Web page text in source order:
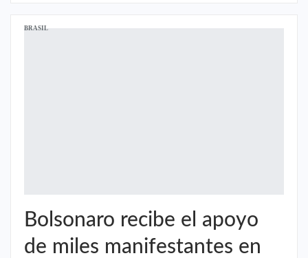
BRASIL
Bolsonaro recibe el apoyo
de miles manifestantes en